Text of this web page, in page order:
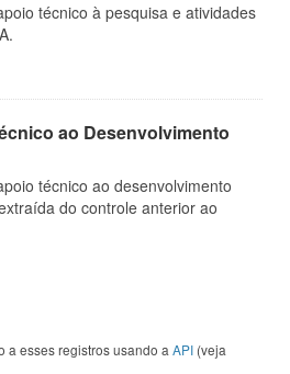
técnico à pesquisa e atividades
ao Desenvolvimento
técnico ao desenvolvimento
do controle anterior ao
a esses registros usando a API (veja